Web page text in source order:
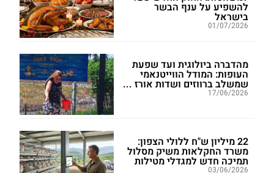
להשפיע על ענף הבשר
בישראל
01/07/2026
מהדברה ביולוגית ועד שפעת
העופות: המודל הווייטנאמי
שמשלב ברווזים ושדות אורז ...
17/06/2026
22 מיליון ש"ח ללולי הצפון:
משרד החקלאות משיק מסלול
תמיכה חדש למגדלי מטילות
03/06/2026